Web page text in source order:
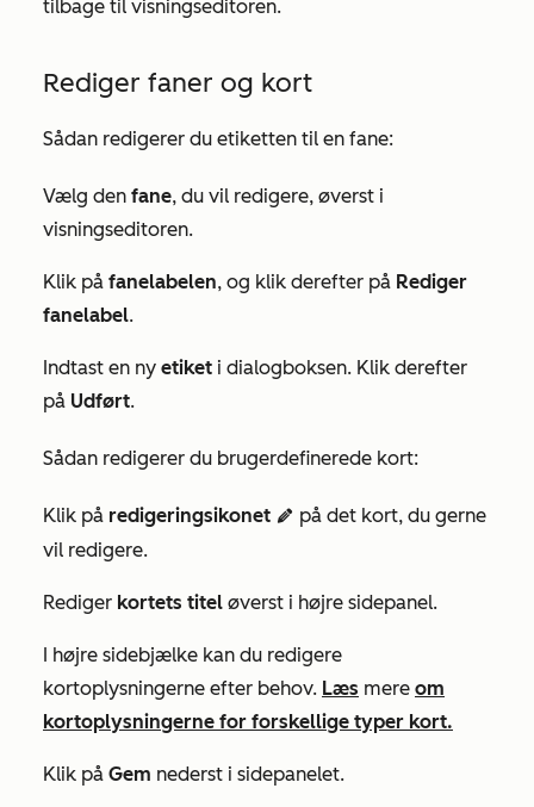
tilbage til visningseditoren.
Rediger faner og kort
Sådan redigerer du etiketten til en fane:
Vælg den fane, du vil redigere, øverst i
visningseditoren.
Klik på fanelabelen, og klik derefter på Rediger
fanelabel.
Indtast en ny etiket i dialogboksen. Klik derefter
på Udført.
Sådan redigerer du brugerdefinerede kort:
Klik på redigeringsikonet edit på det kort, du gerne
vil redigere.
Rediger kortets titel øverst i højre sidepanel.
I højre sidebjælke kan du redigere
kortoplysningerne efter behov. Læs mere om
kortoplysningerne for forskellige typer kort.
Klik på Gem nederst i sidepanelet.